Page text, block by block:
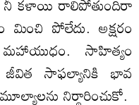
పోలేదు. అక్షరం
సాహిత్యం
జీవిత సాఫల్యానికి భావ
నిర్థారించుకో.